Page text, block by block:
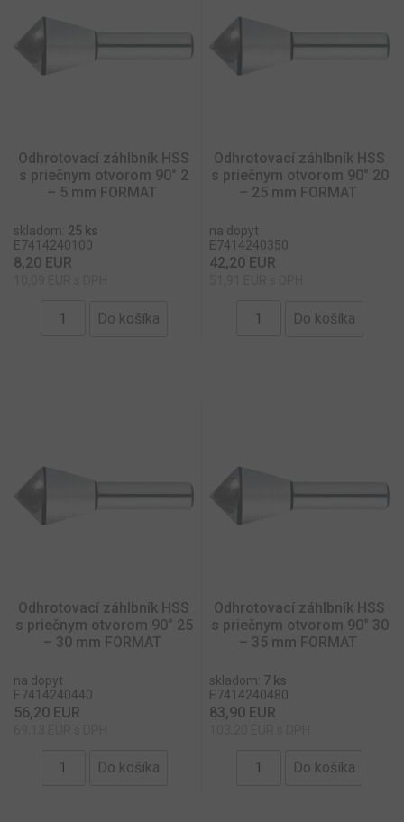
Odhrotovací záhlbník HSS
s priečnym otvorom 90° 2
– 5 mm FORMAT
skladom: 25 ks
E7414240100
8,20 EUR
Odhrotovací záhlbník HSS
s priečnym otvorom 90° 20
– 25 mm FORMAT
na dopyt
E7414240350
42,20 EUR
Odhrotovací záhlbník HSS
s priečnym otvorom 90° 25
– 30 mm FORMAT
na dopyt
E7414240440
56,20 EUR
Odhrotovací záhlbník HSS
s priečnym otvorom 90° 30
– 35 mm FORMAT
skladom: 7 ks
E7414240480
83,90 EUR